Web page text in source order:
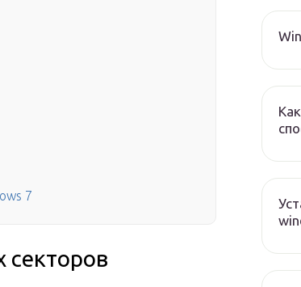
7
секторов